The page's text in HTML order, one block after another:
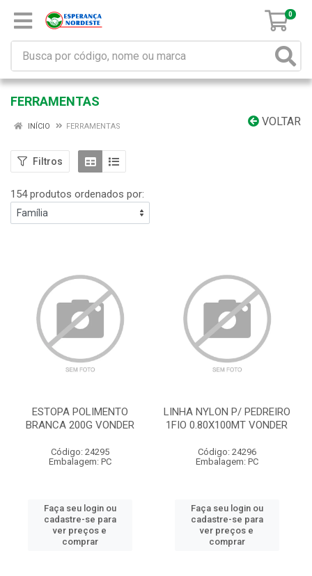
0
FERRAMENTAS
VOLTAR
INÍCIO FERRAMENTAS
Filtros
154 produtos ordenados por:
ESTOPA POLIMENTO
BRANCA 200G VONDER
Código: 24295
Embalagem: PC
Faça seu login ou
cadastre-se para
ver preços e
comprar
LINHA NYLON P/ PEDREIRO
1FIO 0.80X100MT VONDER
Código: 24296
Embalagem: PC
Faça seu login ou
cadastre-se para
ver preços e
comprar